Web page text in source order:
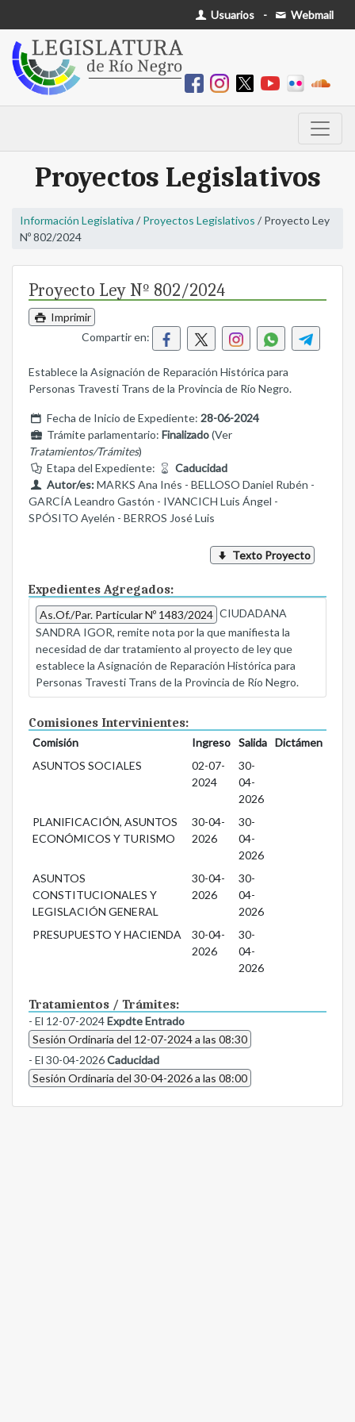
Usuarios - Webmail
Proyectos Legislativos
Información Legislativa / Proyectos Legislativos / Proyecto Ley
Nº 802/2024
Proyecto Ley Nº 802/2024
Imprimir
Compartir en:
Establece la Asignación de Reparación Histórica para
Personas Travesti Trans de la Provincia de Río Negro.
Fecha de Inicio de Expediente: 28-06-2024
Trámite parlamentario: Finalizado(Ver
Tratamientos/Trámites)
Etapa del Expediente:
Caducidad
Autor/es:MARKS Ana Inés - BELLOSO Daniel Rubén -
GARCÍA Leandro Gastón - IVANCICH Luis Ángel -
SPÓSITO Ayelén - BERROS José Luis
Texto Proyecto
Expedientes Agregados:
As.Of./Par. Particular Nº 1483/2024 CIUDADANA
SANDRA IGOR, remite nota por la que manifiesta la
necesidad de dar tratamiento al proyecto de ley que
establece la Asignación de Reparación Histórica para
Personas Travesti Trans de la Provincia de Río Negro.
Comisiones Intervinientes:
Comisión Ingreso Salida
Dictámen
ASUNTOS SOCIALES
02-07-
2024
30-
04-
2026
PLANIFICACIÓN, ASUNTOS
ECONÓMICOS Y TURISMO
30-04-
2026
30-
04-
2026
ASUNTOS
CONSTITUCIONALES Y
LEGISLACIÓN GENERAL
30-04-
2026
30-
04-
2026
PRESUPUESTO Y HACIENDA
30-04-
2026
30-
04-
2026
Tratamientos / Trámites:
- El 12-07-2024Expdte Entrado
Sesión Ordinaria del 12-07-2024 a las 08:30
- El 30-04-2026Caducidad
Sesión Ordinaria del 30-04-2026 a las 08:00